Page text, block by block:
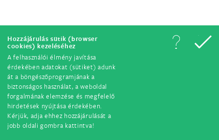
Hozzájárulás sütik (browser
cookies) kezeléséhez
A felhasználói élmény javítása
érdekében adatokat (sütiket) adunk
át a böngészőprogramjának a
biztonságos használat, a weboldal
forgalmának elemzése és megfelelő
hirdetések nyújtása érdekében.
Kérjük, adja ehhez hozzájárulását a
jobb oldali gombra kattintva!